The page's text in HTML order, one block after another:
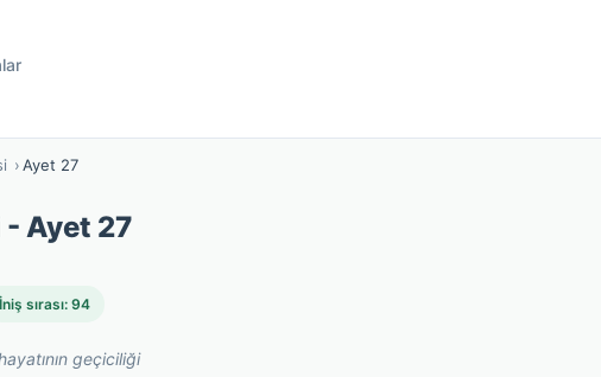
›Ayet 27
- Ayet 27
İniş sırası: 94
geçiciliği